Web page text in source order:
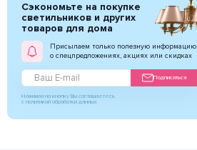
Сэкономьте на покупке
светильников и других
товаров для дома
Присылаем только полезную информацию
о спецпредложениях, акциях или скидках
Подписаться
Нажимая на кнопку Вы соглашаетесь
с политикой обработки данных